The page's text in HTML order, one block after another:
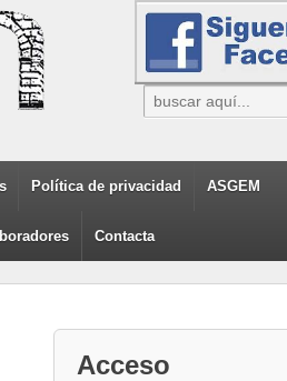
Política de privacidad ASGEM
Contacta
Acceso